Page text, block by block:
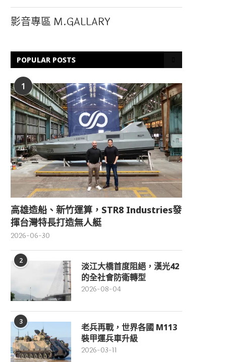
影音專區 M.GALLARY
POPULAR POSTS
1
高雄造船、新竹運算，STR8 Industries發
揮台灣特長打造無人艇
2026-06-30
2
淡江大橋首度阻絕，漢光42
的全社會防衛轉型
2026-08-04
3
老兵再戰，世界各國 M113
裝甲運兵車升級
2026-03-11